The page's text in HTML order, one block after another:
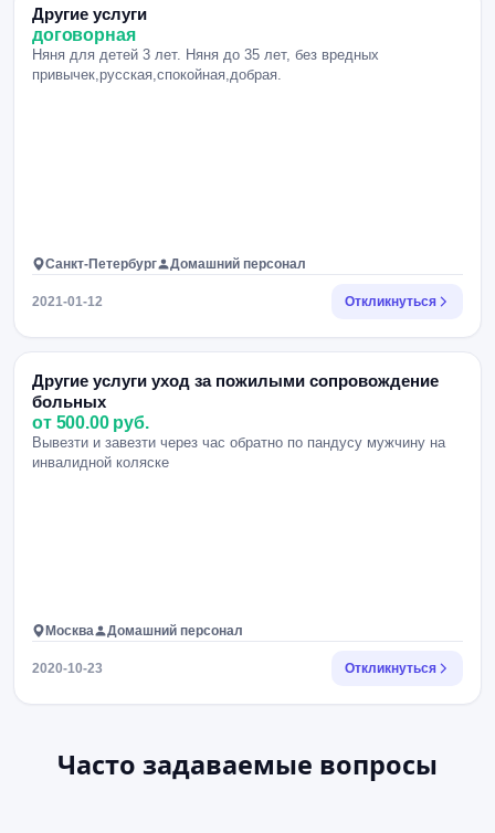
Другие услуги
договорная
Няня для детей 3 лет. Няня до 35 лет, без вредных
привычек,русская,спокойная,добрая.
Санкт-Петербург Домашний персонал
2021-01-12 Откликнуться
Другие услуги уход за пожилыми сопровождение
больных
от 500.00 руб.
Вывезти и завезти через час обратно по пандусу мужчину на
инвалидной коляске
Москва Домашний персонал
2020-10-23 Откликнуться
Часто задаваемые вопросы